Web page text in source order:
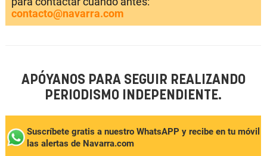
contacto@navarra.com
APÓYANOS PARA SEGUIR REALIZANDO
PERIODISMO INDEPENDIENTE.
Suscríbete gratis a nuestro WhatsAPP y recibe en tu móvil
las alertas de Navarra.com